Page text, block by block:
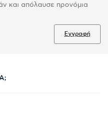
και απόλαυσε προνόμια
Εγγραφή